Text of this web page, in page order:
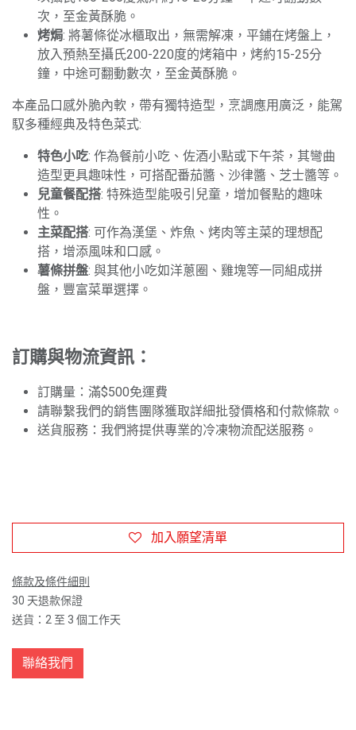
次，至金黃酥脆。
烤焗: 將薯條從冰櫃取出，無需解凍，平鋪在烤盤上，
放入預熱至攝氏200-220度的烤箱中，烤約15-25分
鐘，中途可翻動數次，至金黃酥脆。
本產品口感外脆內軟，帶有獨特造型，烹調應用廣泛，能駕
馭多種經典及特色菜式:
特色小吃: 作為餐前小吃、佐酒小點或下午茶，其彎曲
造型更具趣味性，可搭配番茄醬、沙律醬、芝士醬等。
兒童餐配搭: 特殊造型能吸引兒童，增加餐點的趣味
性。
主菜配搭: 可作為漢堡、炸魚、烤肉等主菜的理想配
搭，增添風味和口感。
薯條拼盤: 與其他小吃如洋蔥圈、雞塊等一同組成拼
盤，豐富菜單選擇。
訂購與物流資訊：
訂購量：滿$500免運費
請聯繫我們的銷售團隊獲取詳細批發價格和付款條款。
送貨服務：我們將提供專業的冷凍物流配送服務。
加入願望清單
條款及條件細則
30 天退款保證
送貨：2 至 3 個工作天
聯絡我們